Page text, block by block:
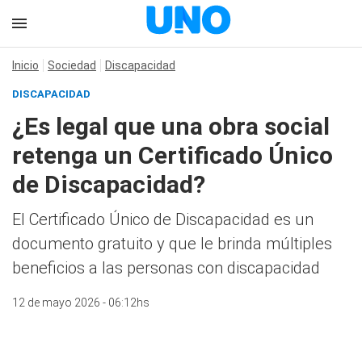
Inicio Sociedad Discapacidad
DISCAPACIDAD
¿Es legal que una obra social
retenga un Certificado Único
de Discapacidad?
El Certificado Único de Discapacidad es un
documento gratuito y que le brinda múltiples
beneficios a las personas con discapacidad
12 de mayo 2026 - 06:12hs